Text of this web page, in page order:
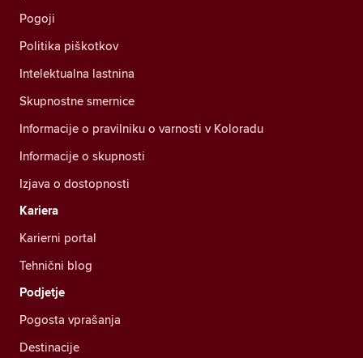
Pogoji
Politika piškotkov
Intelektualna lastnina
Skupnostne smernice
Informacije o pravilniku o varnosti v Koloradu
Informacije o skupnosti
Izjava o dostopnosti
Kariera
Karierni portal
Tehnični blog
Podjetje
Pogosta vprašanja
Destinacije